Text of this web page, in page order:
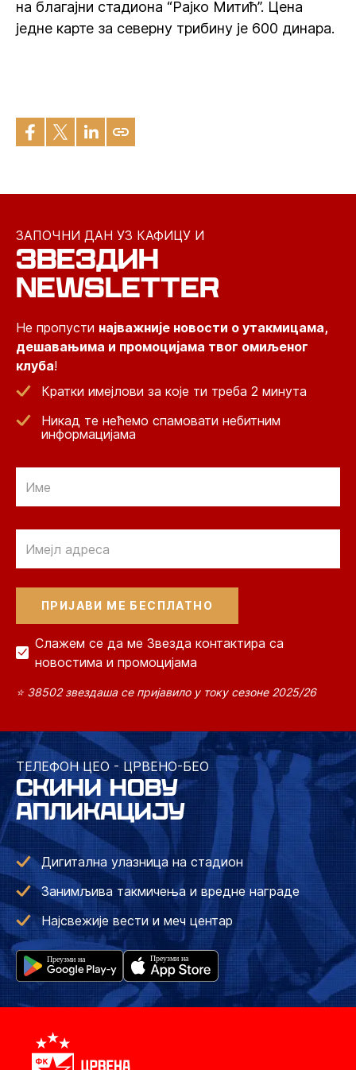
на благајни стадиона “Рајко Митић”. Цена
једне карте за северну трибину је 600 динара.
ЗАПОЧНИ ДАН УЗ КАФИЦУ И
ЗВЕЗДИН
NEWSLETTER
Не пропусти најважније новости о утакмицама,
дешавањима и промоцијама твог омиљеног
клуба!
Кратки имејлови за које ти треба 2 минута
Никад те нећемо спамовати небитним
информацијама
Слажем се да ме Звезда контактира са
новостима и промоцијама
⭐ 38502 звездаша се пријавило у току сезоне 2025/26
ТЕЛЕФОН ЦЕО - ЦРВЕНО-БЕО
СКИНИ НОВУ
АПЛИКАЦИЈУ
Дигитална улазница на стадион
Занимљива такмичења и вредне награде
Најсвежије вести и меч центар